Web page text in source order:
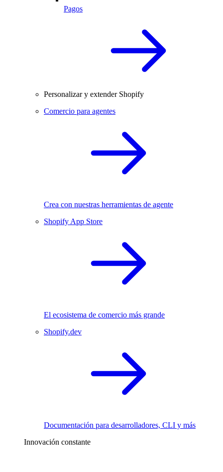
Pagos
Personalizar y extender Shopify
Comercio para agentes
Crea con nuestras herramientas de agente
Shopify App Store
El ecosistema de comercio más grande
Shopify.dev
Documentación para desarrolladores, CLI y más
Innovación constante